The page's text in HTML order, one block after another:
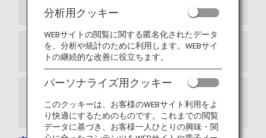
アドリア航空（JP）との提携終了について
ANAマイレージクラブご利用条件の更新
ANA国際線プレミアムエコノミーの特典の予
約を開始しました。
分析用クッキー
WEBサイトの閲覧に関する匿名化されたデータ
を、分析や統計のために利用します。WEBサイ
トの継続的な改善に役立ちます。
パーソナライズ用クッキー
このクッキーは、お客様のWEBサイト利用をよ
り快適にするためのものです。これまでの閲覧
データに基づき、お客様一人ひとりの興味・関